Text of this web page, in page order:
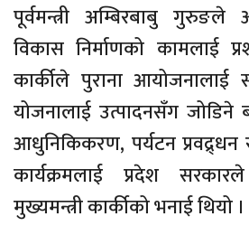
पूर्वमन्त्री अम्बिरबाबु
विकास निर्माणको कामलाई
कार्कीले पुराना आयोजनालाई
योजनालाई उत्पादनसँग
आधुनिकिकरण, पर्यटन प्रवद्र्धन
कार्यक्रमलाई प्रदेश
मुख्यमन्त्री कार्कीको भनाई थियो ।